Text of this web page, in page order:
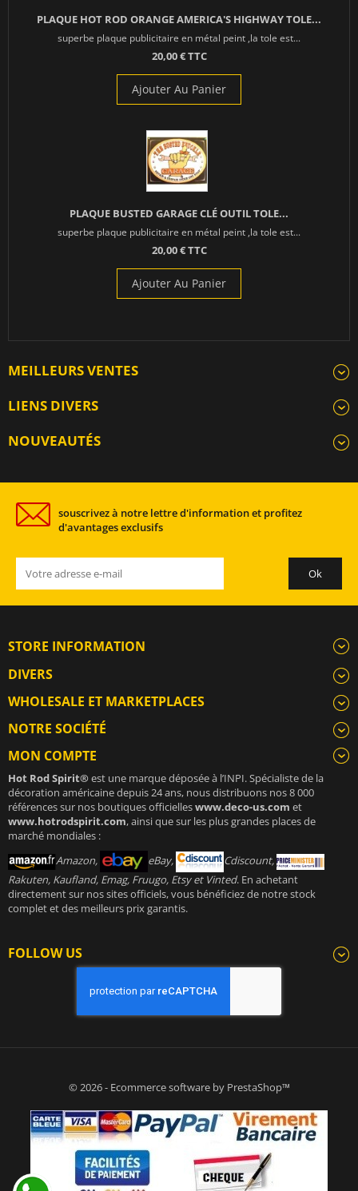
PLAQUE HOT ROD ORANGE AMERICA'S HIGHWAY TOLE...
superbe plaque publicitaire en métal peint ,la tole est...
20,00 € TTC
Ajouter Au Panier
PLAQUE BUSTED GARAGE CLÉ OUTIL TOLE...
superbe plaque publicitaire en métal peint ,la tole est...
20,00 € TTC
Ajouter Au Panier
MEILLEURS VENTES
LIENS DIVERS
NOUVEAUTÉS
souscrivez à notre lettre d'information et profitez
d'avantages exclusifs
STORE INFORMATION
DIVERS
WHOLESALE ET MARKETPLACES
NOTRE SOCIÉTÉ
MON COMPTE
Hot Rod Spirit®est une marque déposée à l’INPI. Spécialiste de la
décoration américaine depuis 24 ans, nous distribuons nos 8 000
références sur nos boutiques officielleswww.deco-us.com et
www.hotrodspirit.com, ainsi que sur les plus grandes places de
marché mondiales :
Amazon,
eBay,
Cdiscount,
Rakuten, Kaufland, Emag, Fruugo, Etsy et Vinted. En achetant
directement sur nos sites officiels, vous bénéficiez de notre stock
complet et des meilleurs prix garantis.
FOLLOW US
© 2026 - Ecommerce software by PrestaShop™